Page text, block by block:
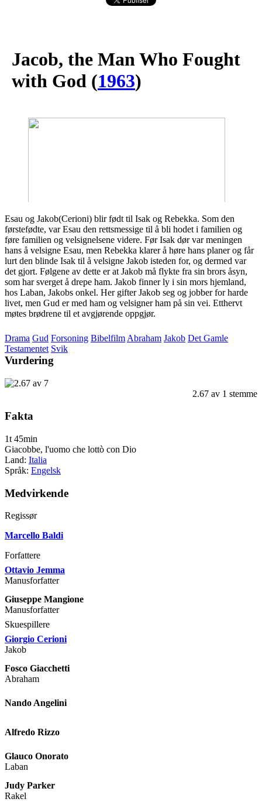
Jacob, the Man Who Fought
with God (1963)
Esau og Jakob(Cerioni) blir født til Isak og Rebekka. Som den
førstefødte, var Esau den rettsmessige til å bli hodet i familien og
føre familien og velsignelsene videre. Før Isak dør var meningen
hans å velsigne Esau, men Rebekka klarer å høre hans planer og får
lurt den blinde Isak til å velsigne Jakob isteden for, og dermed var
det gjort. Følgene av dette er at Jakob må flykte fra sin brors åsyn,
som har sverget å drepe ham. Jakob finner ly i sin mors hjemland,
hos Laban, Jakobs onkel. Her gifter Jakob seg og jobber for harde
livet, men Gud er med ham og velsigner ham på sin vei. Etthervt
møtes brødrene til et avgjørende oppgjør.
Drama Gud Forsoning Bibelfilm Abraham Jakob Det Gamle
Testamentet Svik
Vurdering
2.67 av 1 stemme
Fakta
1t 45min
Giacobbe, l'uomo che lottò con Dio
Land: Italia
Språk: Engelsk
Medvirkende
Regissør
Marcello Baldi
Forfattere
Ottavio Jemma
Manusforfatter
Giuseppe Mangione
Manusforfatter
Skuespillere
Giorgio Cerioni
Jakob
Fosco Giacchetti
Abraham
Nando Angelini
Alfredo Rizzo
Glauco Onorato
Laban
Judy Parker
Rakel